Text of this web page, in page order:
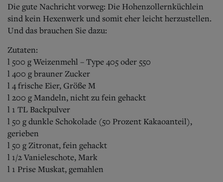
Die gute Nachricht vorweg: Die Hohenzollernküchlein
sind kein Hexenwerk und somit eher leicht herzustellen.
Und das brauchen Sie dazu:
Zutaten:
l 500 g Weizenmehl – Type 405 oder 550
l 400 g brauner Zucker
l 4 frische Eier, Größe M
l 200 g Mandeln, nicht zu fein gehackt
l 1 TL Backpulver
l 50 g dunkle Schokolade (50 Prozent Kakaoanteil),
gerieben
l 50 g Zitronat, fein gehackt
l 1/2 Vanieleschote, Mark
l 1 Prise Muskat, gemahlen